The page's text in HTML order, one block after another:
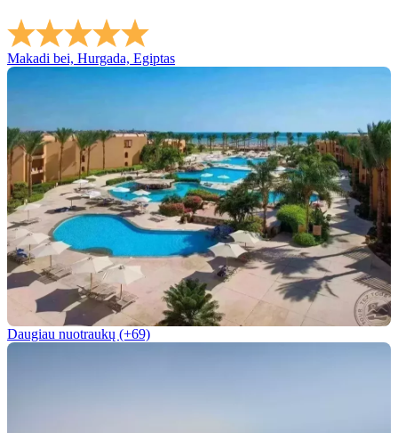
Makadi bei, Hurgada, Egiptas
Daugiau nuotraukų (+69)